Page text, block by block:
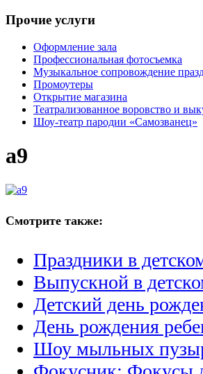
Прочие услуги
Оформление зала
Профессиональная фотосъемка
Музыкальное сопровождение
Промоутеры
Открытие магазина
Театрализованное воровство и
Шоу-театр пародии «Самозванец»
a9
Смотрите также:
Праздники в
Выпускной в
Детский день
День рождения
Шоу мыльных